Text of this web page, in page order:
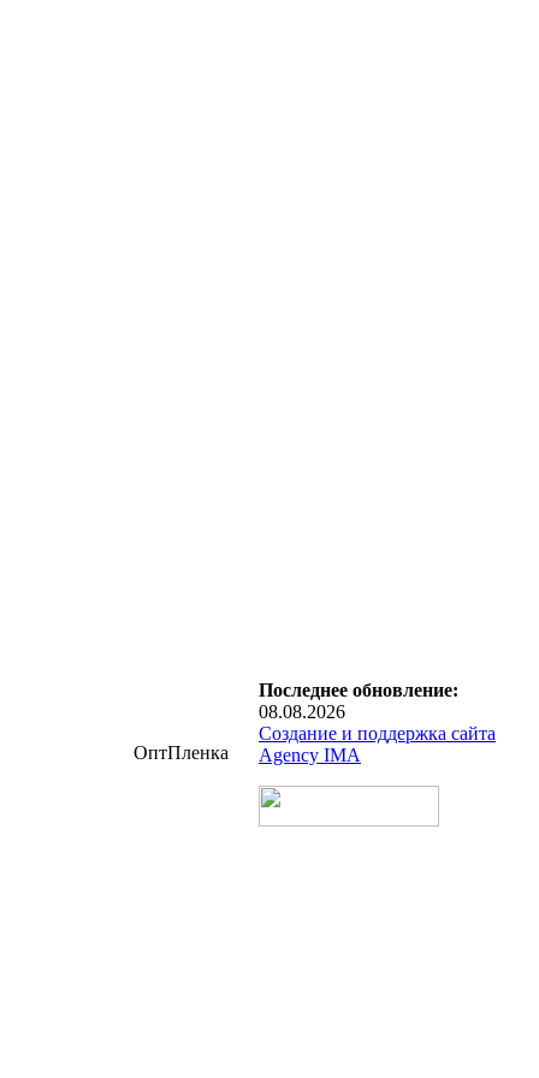
ОптПленка
Последнее обновление:
08.08.2026
Создание и поддержка сайта
Agency IMA